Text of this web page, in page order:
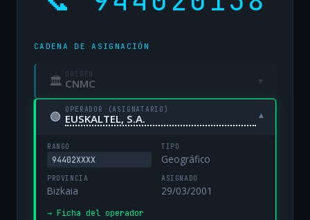
CADENA DE ASIGNACIÓN
🏛 ORIGEN
CNMC ▾
🟢 OPERADOR (ASIGNATARIO)
EUSKALTEL, S.A. ▾
RANGO
94402XXXX
TIPO
Geográfico
PROVINCIA
Bizkaia
ASIGNADO
29/03/2001
→ Ficha del operador